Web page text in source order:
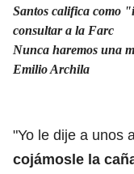
Santos califica como
consultar a la Farc
Nunca haremos una
Emilio Archila
"Yo le dije a unos
cojámosle la